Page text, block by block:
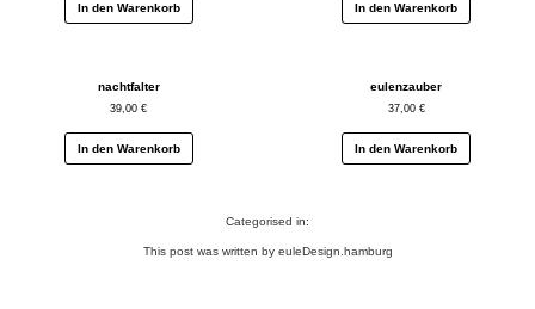
In den Warenkorb In den Warenkorb
nachtfalter
39,00€
In den Warenkorb
eulenzauber
37,00 €
In den Warenkorb
Categorised in:
This post was written by euleDesign.hamburg